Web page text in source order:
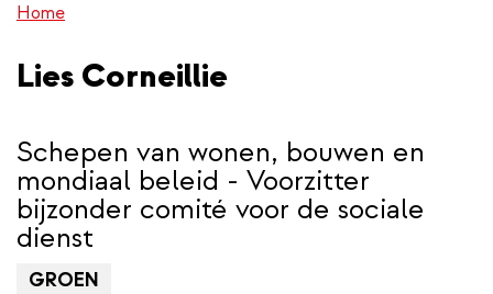
gaan
Home
Lies Corneillie
Schepen van wonen, bouwen en
mondiaal beleid - Voorzitter
bijzonder comité voor de sociale
dienst
GROEN